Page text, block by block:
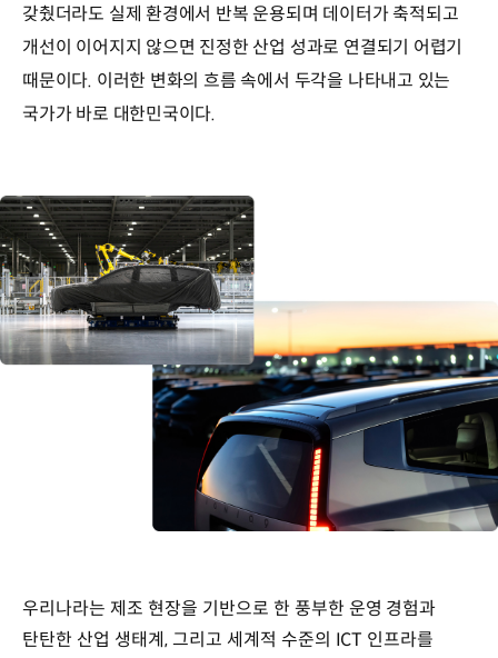
갖췄더라도 실제 환경에서 반복 운용되며 데이터가 축적되고
개선이 이어지지 않으면 진정한 산업 성과로 연결되기 어렵기
때문이다. 이러한 변화의 흐름 속에서 두각을 나타내고 있는
국가가 바로 대한민국이다.
우리나라는 제조 현장을 기반으로 한 풍부한 운영 경험과
탄탄한 산업 생태계, 그리고 세계적 수준의 ICT 인프라를